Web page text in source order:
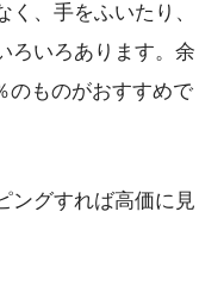
、手をふいたり、
ろいろあります。余
のものがおすすめで
ングすれば高価に見